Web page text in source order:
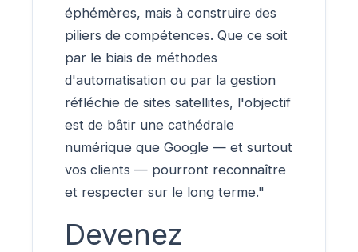
éphémères, mais à construire des
piliers de compétences. Que ce soit
par le biais de méthodes
d'automatisation ou par la gestion
réfléchie de sites satellites, l'objectif
est de bâtir une cathédrale
numérique que Google — et surtout
vos clients — pourront reconnaître
et respecter sur le long terme."
Devenez